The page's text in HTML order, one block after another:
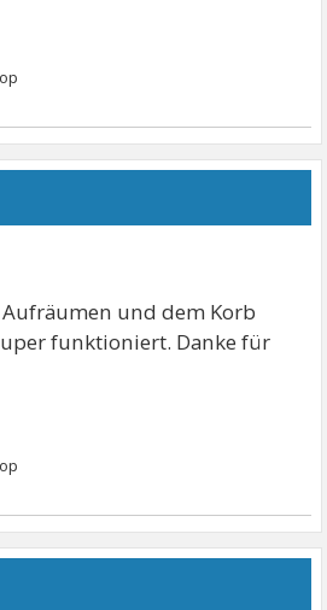
und dem Korb
funktioniert. Danke für